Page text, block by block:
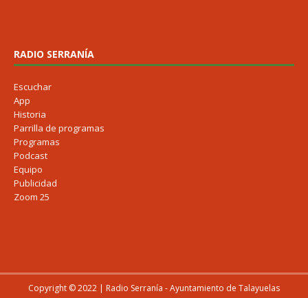
RADIO SERRANÍA
Escuchar
App
Historia
Parrilla de programas
Programas
Podcast
Equipo
Publicidad
Zoom 25
Copyright © 2022 | Radio Serranía - Ayuntamiento de Talayuelas